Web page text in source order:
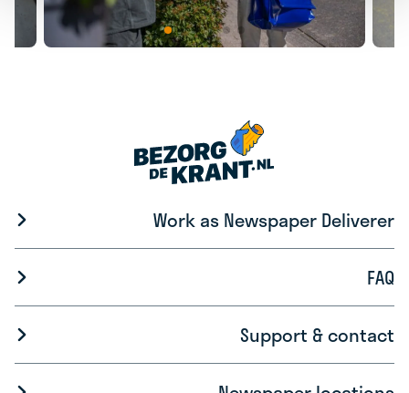
Work as Newspaper Deliverer
FAQ
Support & contact